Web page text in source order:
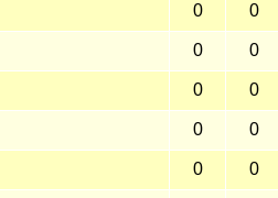
0 0
0 0
0 0
0 0
0 0